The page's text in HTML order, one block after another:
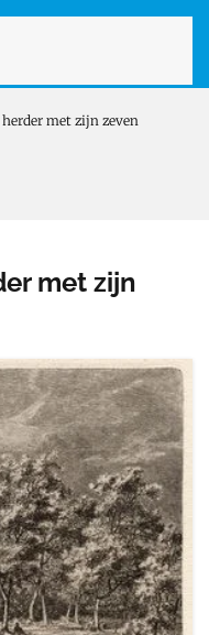
herder met zijn zeven
met zijn